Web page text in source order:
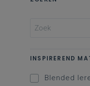
INSPIREREND
Blended